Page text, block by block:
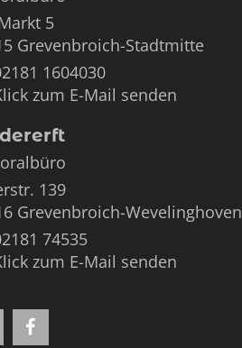
5
Grevenbroich-Stadtmitte
1604030
zum E-Mail senden
139
Grevenbroich-Wevelinghoven
74535
zum E-Mail senden